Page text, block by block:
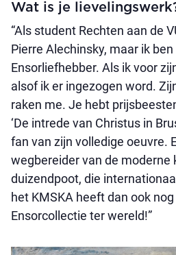
Wat is je
“Als student Rechten aan de
Pierre Alechinsky, maar ik
Ensorliefhebber. Als ik voor
alsof ik er ingezogen word.
raken me. Je hebt
‘De intrede van Christus in
fan van zijn volledige oeuvre.
wegbereider van de moderne
duizendpoot, die
het KMSKA heeft dan ook
Ensorcollectie ter wereld!”